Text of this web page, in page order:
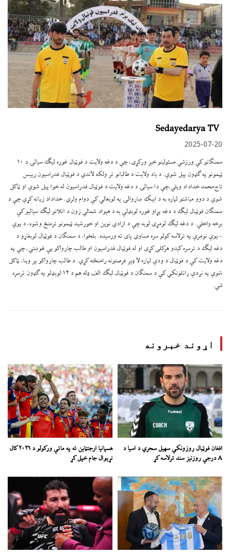
Sedayedarya TV
2025-07-20
سمنګانو کې ورزشي مسئولینو خبر ورکړی، چې د دغه ولایت د فوټبال غوره لیګ سیالۍ د ۱۰
ټیمونو په ګډون پیل شوې. د یاد ولایت د طالبانو تر ولکه لاندې د فوټبال فدراسیون رییس
تاج‌محمد خداداد ویلي،چې دا سیالۍ د دغه ولایت د فوټبال فدراسیون له خوا پیل شوې او ټاکل
شوې د دوو میاشتو لپاره به د ایبک ښاروالۍ په لوبغالي کې دوام ولري. خداداد زیاته کړې چې د
سمنګان فوټبال لیګ د دغه پړاو غوره لوبډلې به د هېواد شمالي زون د اتلانو لیګ سیالیو کې
برخه واخلي. د دغه لیګ لومړۍ لوبه چې د ازادي نوین او خورشید ټیمونو ترمنځ وشوه، د یوې
– یوې نومرې په ترلاسه کولو سره مساوي پای ته ورسېده. بلخوا، د سمنګان د فوټبال لوبغاړو د
دغه لیګ د ترسره کېدو هرکلی کړی او له فوټبال فدراسیون او طالب چارواکو یې غوښتي، چې په
دغه ولایت کې د فوټبال د ودې لپاره لا ډېر فرصتونه رامنځته کړي. د طالب چارواکو پر وینا، ټاکل
شوې په نږدې راتلونکي کې د سمنګان د فوټبال لیګ الف ډله هم د ۱۲ لوبډلو په ګډون ترسره
شي.
اړوند خبرونه
افغان فوټبال روزونکي سهیل سحري د اسیا د
A درجې روزنیز سند ترلاسه کړ
هسپانیا ارجنټاین ته په ماتې ورکولو د ۲۰۲۶ کال
نړیوال جام خپل کړ